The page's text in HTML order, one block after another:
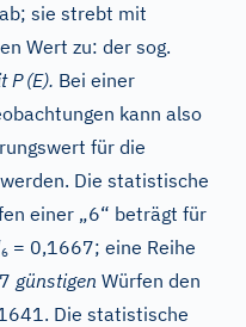
sie strebt mit
Wert zu: der sog.
P (E). Bei einer
kann also
für die
Die statistische
einer „6“ beträgt für
6 = 0,1667; eine Reihe
günstigen Würfen den
Die statistische